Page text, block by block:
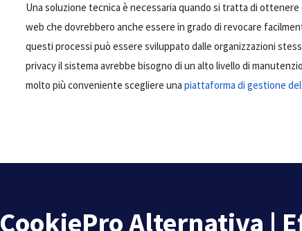
Una soluzione tecnica è necessaria quando si tratta di
web che dovrebbero anche essere in grado di revocare
questi processi può essere sviluppato dalle organizzazioni
privacy il sistema avrebbe bisogno di un alto livello di
molto più conveniente scegliere unapiattaforma di gestione
CookiePro Alternativa |